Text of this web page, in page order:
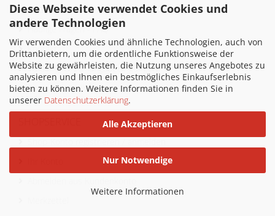
Diese Webseite verwendet Cookies und
andere Technologien
Wir verwenden Cookies und ähnliche Technologien, auch von
Drittanbietern, um die ordentliche Funktionsweise der
Website zu gewährleisten, die Nutzung unseres Angebotes zu
analysieren und Ihnen ein bestmögliches Einkaufserlebnis
bieten zu können. Weitere Informationen finden Sie in
unserer Datenschutzerklärung.
Alle Akzeptieren
Nur Notwendige
Weitere Informationen
AGB
Häufige Fragen - FAQ
Kontakt
Versand- & Zahlungsbedingungen
Cookie Einstellungen